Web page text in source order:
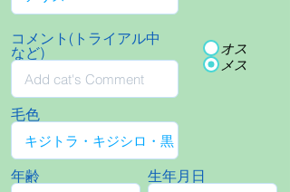
コメント(トライアル中
など)
オス
メス
毛色
年齢 生年月日